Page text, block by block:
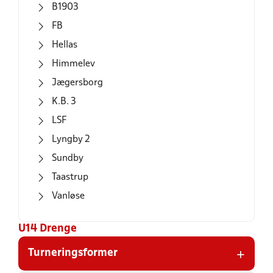
B1903
FB
Hellas
Himmelev
Jægersborg
K.B. 3
LSF
Lyngby 2
Sundby
Taastrup
Vanløse
U14 Drenge
Turneringsformer +